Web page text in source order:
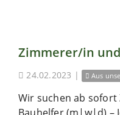
Zimmerer/in
24.02.2023 | Aus
Wir suchen ab